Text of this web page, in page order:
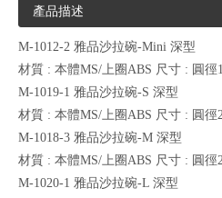
產品描述
M-1012-2 雅品沙拉碗-Mini 深型
材質 : 本體MS/上圈ABS 尺寸 : 圓徑
M-1019-1 雅品沙拉碗-S 深型
材質 : 本體MS/上圈ABS 尺寸 : 圓徑
M-1018-3 雅品沙拉碗-M 深型
材質 : 本體MS/上圈ABS 尺寸 : 圓徑
M-1020-1 雅品沙拉碗-L 深型